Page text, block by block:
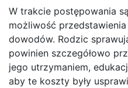
W trakcie postępowania
możliwość
dowodów. Rodzic
powinien szczegółowo
jego utrzymaniem,
aby te koszty były